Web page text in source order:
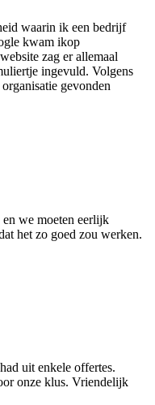
waarin ik een bedrijf
kwam ikop
zag er allemaal
ingevuld. Volgens
gevonden
we moeten eerlijk
het zo goed zou werken.
uit enkele offertes.
onze klus. Vriendelijk